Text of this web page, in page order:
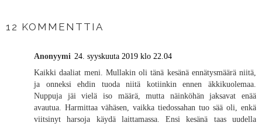
12 KOMMENTTIA
Anonyymi 24. syyskuuta 2019 klo 22.04
Kaikki daaliat meni. Mullakin oli tänä kesänä ennätysmäärä niitä,
ja onneksi ehdin tuoda niitä kotiinkin ennen äkkikuolemaa.
Nuppuja jäi vielä iso määrä, mutta näinköhän jaksavat enää
avautua. Harmittaa vähäsen, vaikka tiedossahan tuo sää oli, enkä
viitsinyt harsoja käydä laittamassa. Ensi kesänä taas uudella